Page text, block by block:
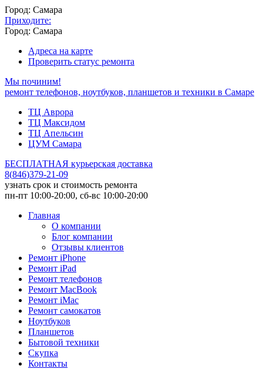
Город: Самара
Приходите:
Город: Самара
Адреса на карте
Проверить статус ремонта
Мы починим!
ремонт телефонов, ноутбуков, планшетов и техники в Самаре
ТЦ Аврора
ТЦ Максидом
ТЦ Апельсин
ЦУМ Самара
БЕСПЛАТНАЯ курьерская доставка
8(846)379-21-09
узнать срок и стоимость ремонта
пн-пт 10:00-20:00, сб-вс 10:00-20:00
Главная
О компании
Блог компании
Отзывы клиентов
Ремонт iPhone
Ремонт iPad
Ремонт телефонов
Ремонт MacBook
Ремонт iMac
Ремонт самокатов
Ноутбуков
Планшетов
Бытовой техники
Скупка
Контакты